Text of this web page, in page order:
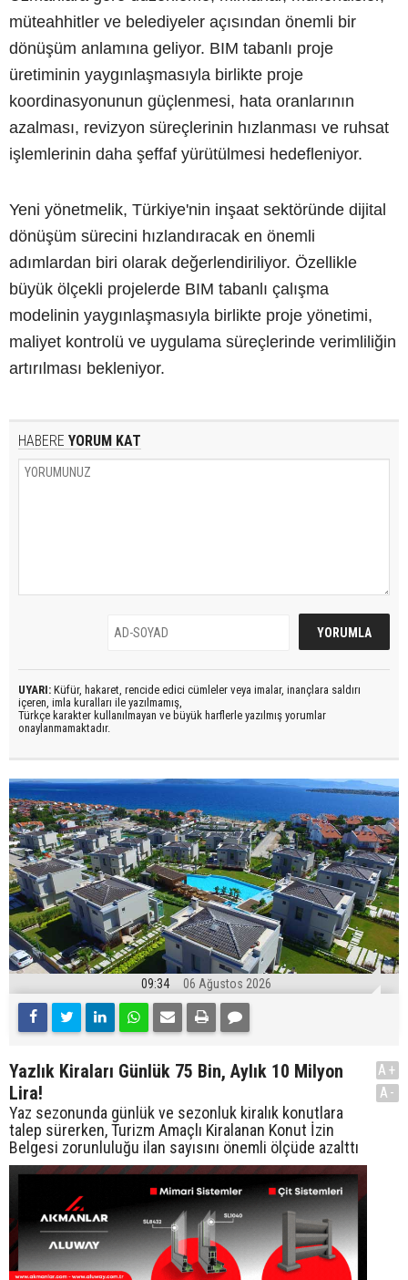
müteahhitler ve belediyeler açısından önemli bir
dönüşüm anlamına geliyor. BIM tabanlı proje
üretiminin yaygınlaşmasıyla birlikte proje
koordinasyonunun güçlenmesi, hata oranlarının
azalması, revizyon süreçlerinin hızlanması ve ruhsat
işlemlerinin daha şeffaf yürütülmesi hedefleniyor.
Yeni yönetmelik, Türkiye'nin inşaat sektöründe dijital
dönüşüm sürecini hızlandıracak en önemli
adımlardan biri olarak değerlendiriliyor. Özellikle
büyük ölçekli projelerde BIM tabanlı çalışma
modelinin yaygınlaşmasıyla birlikte proje yönetimi,
maliyet kontrolü ve uygulama süreçlerinde verimliliğin
artırılması bekleniyor.
HABERE YORUM KAT
UYARI: Küfür, hakaret, rencide edici cümleler veya imalar, inançlara saldırı
içeren, imla kuralları ile yazılmamış,
Türkçe karakter kullanılmayan ve büyük harflerle yazılmış yorumlar
onaylanmamaktadır.
09:34 06 Ağustos 2026
Yazlık Kiraları Günlük 75 Bin, Aylık 10 Milyon
Lira!
Yaz sezonunda günlük ve sezonluk kiralık konutlara
talep sürerken, Turizm Amaçlı Kiralanan Konut İzin
Belgesi zorunluluğu ilan sayısını önemli ölçüde azalttı
A+
A-